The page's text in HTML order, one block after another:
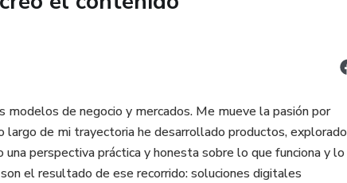
de negocio y mercados. Me mueve la pasión por
largo de mi trayectoria he desarrollado productos, explorado
perspectiva práctica y honesta sobre lo que funciona y lo
el resultado de ese recorrido: soluciones digitales